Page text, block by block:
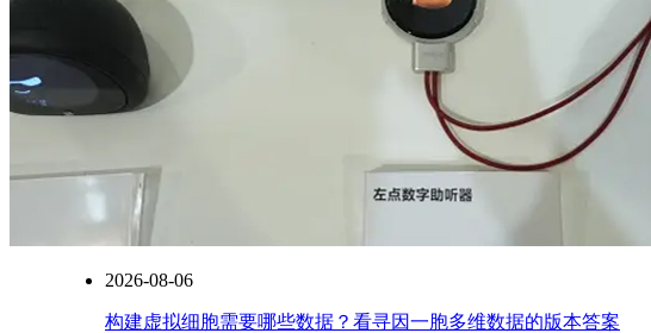
2026-08-06
构建虚拟细胞需要哪些数据？看寻因一胞多维数据的版本答案